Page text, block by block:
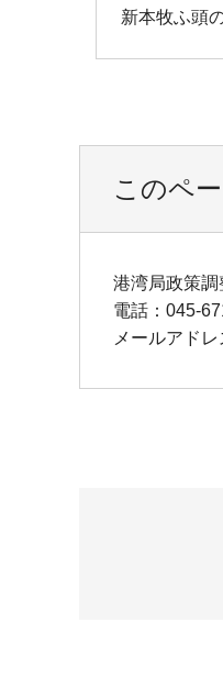
新本牧ふ頭
このペ
港湾局政策
電話：045-
メールアドレ